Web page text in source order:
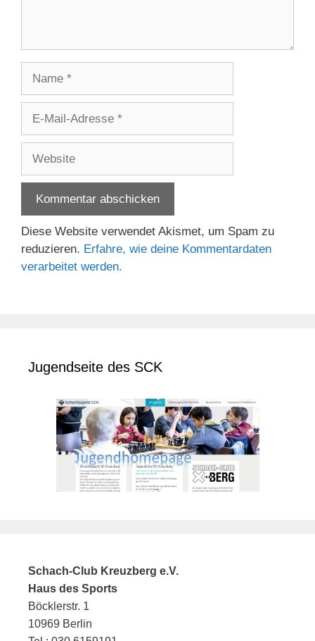
Adresse
Diese Website verwendet Akismet, um Spam zu
reduzieren. Erfahre, wie deine Kommentardaten
verarbeitet werden.
Jugendseite des SCK
Schach-Club Kreuzberg e.V.
Haus des Sports
Böcklerstr. 1
10969 Berlin